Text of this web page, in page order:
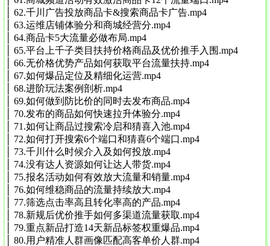
│ 62.千川广告投放商品卡&搜索商品卡广告.mp4
│ 63.运维店铺体验分和商城经营分.mp4
│ 64.商品卡5大流量必做布局.mp4
│ 65.平台上千子类目扶持价格商品及优价推手入围.mp4
│ 66.无价格优势产品如何获取平台流量扶持.mp4
│ 67.如何爆品定位及精细化运营.mp4
│ 68.进阶玩法案例剖析.mp4
│ 69.如何做到防比价的同时去发布商品.mp4
│ 70.发布的商品如何快速拉升体验分.mp4
│ 71.如何让商品过搜索冷启和猜喜入池.mp4
│ 72.如何打开搜索6个端口和猜喜6个端口.mp4
│ 73.千川什么时候介入及如何投放.mp4
│ 74.没有达人资源如何让达人带货.mp4
│ 75.报名活动如何有效放大流量和销量.mp4
│ 76.如何维稳商品的流量持续放大.mp4
│ 77.筛选点击率高且转化率高的产品.mp4
│ 78.新规后优价推手如何多渠道流量获取.mp4
│ 79.重点新品打造14天新品标签权重爆品.mp4
│ 80.用户精准人群画像匹配高客单价人群.mp4